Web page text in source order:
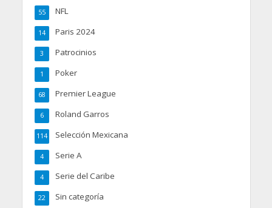
NFL
55
Paris 2024
14
Patrocinios
3
Poker
1
Premier League
68
Roland Garros
6
Selección Mexicana
114
Serie A
4
Serie del Caribe
4
Sin categoría
22